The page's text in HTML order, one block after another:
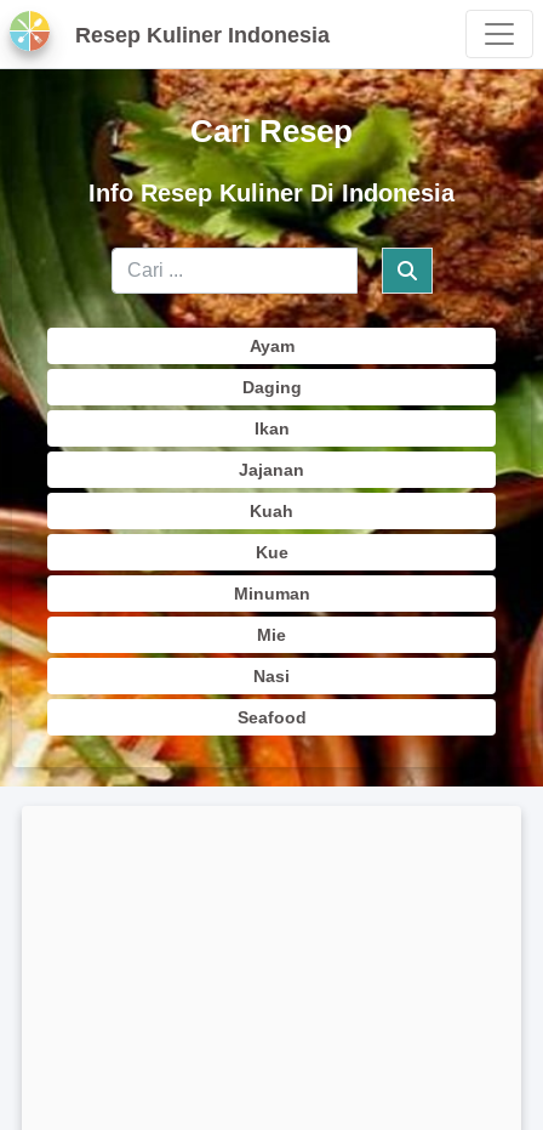
Resep Kuliner Indonesia
Cari Resep
Info Resep Kuliner Di Indonesia
Ayam
Daging
Ikan
Jajanan
Kuah
Kue
Minuman
Mie
Nasi
Seafood